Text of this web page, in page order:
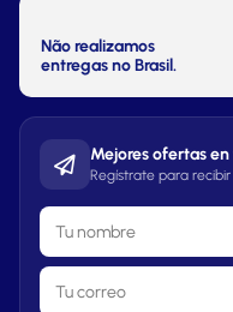
Não realizamos
entregas no Brasil.
Mejores ofertas
Regístrate para